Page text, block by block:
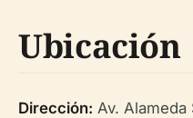
Ubicación
Dirección: Av. Alameda